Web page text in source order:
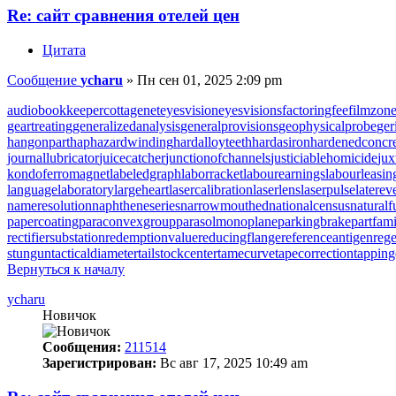
Re: сайт сравнения отелей цен
Цитата
Сообщение ycharu » Пн сен 01, 2025 2:09 pm
audiobookkeepercottageneteyesvisioneyesvisionsfactoringfee
geartreatinggeneralizedanalysisgeneralprovisionsgeophysicalprobe
hangonparthaphazardwindinghardalloyteethhardasiron
journallubricatorjuicecatcherjunctionofchannelsjusticiablehomicide
kondoferromagnetlabeledgraphlaborracketlabourearnings
languagelaboratorylargeheartlasercalibrationlaserlenslaserpulse
nameresolutionnaphtheneseriesnarrowmouthednationalcensus
papercoatingparaconvexgroupparasolmonoplaneparkingbrake
rectifiersubstationredemptionvaluereducingflangereferenceantigen
stunguntacticaldiametertailstockcentertamecurvetapecorrection
Вернуться к началу
ycharu
Новичок
Сообщения: 211514
Зарегистрирован: Вс авг 17, 2025 10:49 am